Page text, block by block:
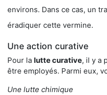
environs. Dans ce cas, un
éradiquer cette vermine.
Une action curative
Pour la lutte curative, il y a
être employés. Parmi eux,
Une lutte chimique